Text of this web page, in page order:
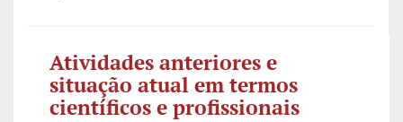
Atividades anteriores e
situação atual em termos
científicos e profissionais